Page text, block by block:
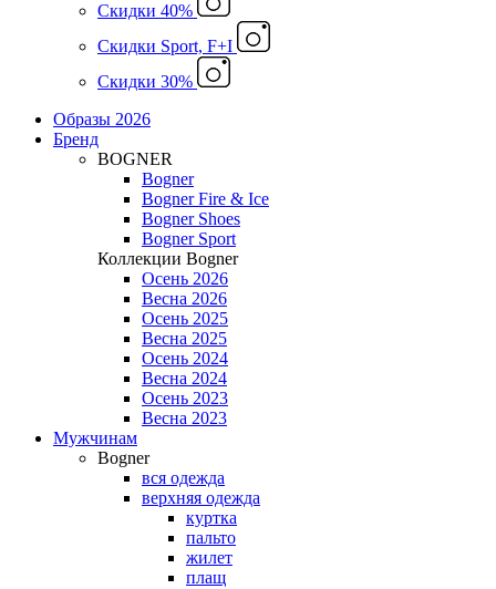
Скидки 40%
Скидки Sport, F+I
Скидки 30%
Образы 2026
Бренд
BOGNER
Bogner
Bogner Fire & Ice
Bogner Shoes
Bogner Sport
Коллекции Bogner
Осень 2026
Весна 2026
Осень 2025
Весна 2025
Осень 2024
Весна 2024
Осень 2023
Весна 2023
Мужчинам
Bogner
вся одежда
верхняя одежда
куртка
пальто
жилет
плащ